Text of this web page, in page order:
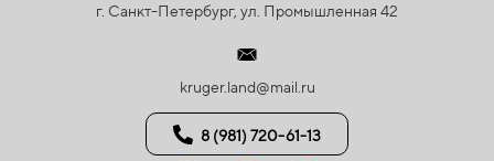
г. Санкт-Петербург, ул. Промышленная 42
kruger.land@mail.ru
8 (981) 720-61-13